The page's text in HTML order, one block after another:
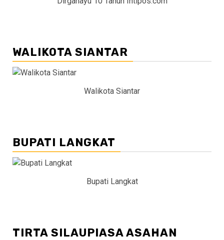
WALIKOTA SIANTAR
Walikota Siantar
BUPATI LANGKAT
Bupati Langkat
TIRTA SILAUPIASA ASAHAN